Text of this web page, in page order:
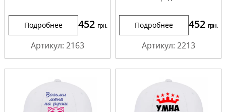
Подробнее 452 грн.
Артикул: 2163
Подробнее 452 грн.
Артикул: 2213